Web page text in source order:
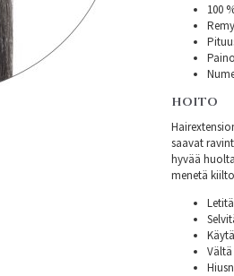
100
HOITO
saavat
hyvää
menetä